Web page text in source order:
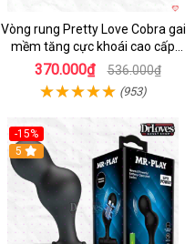
Vòng rung Pretty Love Cobra gai
mềm tăng cực khoái cao cấp
chính hãng
370.000₫ 536.000₫
(953)
-15%
Hot
5